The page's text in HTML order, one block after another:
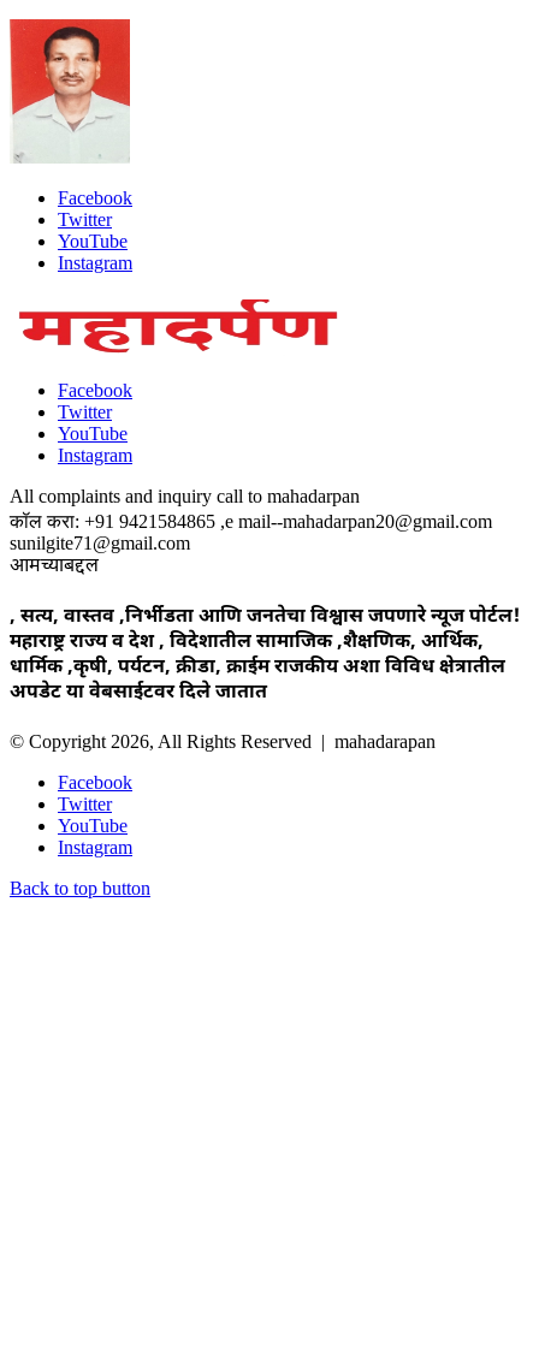
Facebook
Twitter
YouTube
Instagram
Facebook
Twitter
YouTube
Instagram
All complaints and inquiry call to mahadarpan
कॉल करा: +91 9421584865 ,e mail--mahadarpan20@gmail.com
sunilgite71@gmail.com
आमच्याबद्दल
, सत्य, वास्तव ,निर्भीडता आणि जनतेचा विश्वास जपणारे न्यूज पोर्टल!
महाराष्ट्र राज्य व देश , विदेशातील सामाजिक ,शैक्षणिक, आर्थिक,
धार्मिक ,कृषी, पर्यटन, क्रीडा, क्राईम राजकीय अशा विविध क्षेत्रातील
अपडेट या वेबसाईटवर दिले जातात
© Copyright 2026, All Rights Reserved | mahadarapan
Facebook
Twitter
YouTube
Instagram
Back to top button